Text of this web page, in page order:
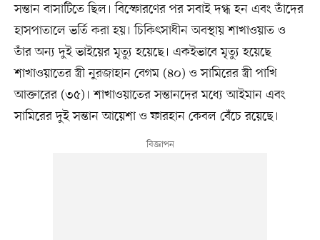
সন্তান বাসাটিতে ছিল। বিস্ফোরণের পর সবাই দগ্ধ হন এবং তাঁদের
হাসপাতালে ভর্তি করা হয়। চিকিৎসাধীন অবস্থায় শাখাওয়াত ও
তাঁর অন্য দুই ভাইয়ের মৃত্যু হয়েছে। একইভাবে মৃত্যু হয়েছে
শাখাওয়াতের স্ত্রী নুরজাহান বেগম (৪০) ও সামিরের স্ত্রী পাখি
আক্তারের (৩৫)। শাখাওয়াতের সন্তানদের মধ্যে আইমান এবং
সামিরের দুই সন্তান আয়েশা ও ফারহান কেবল বেঁচে রয়েছে।